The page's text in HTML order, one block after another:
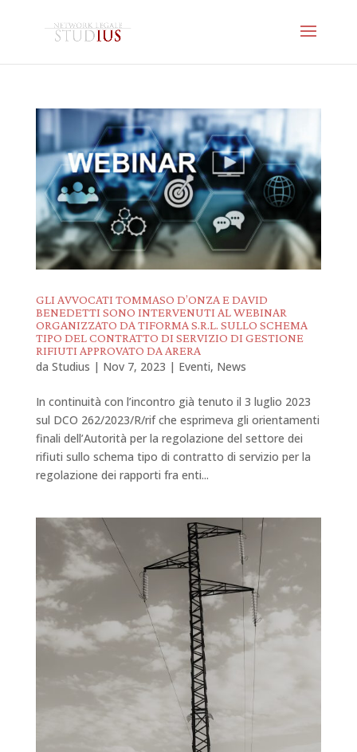
GLI AVVOCATI TOMMASO D’ONZA E DAVID
BENEDETTI SONO INTERVENUTI AL WEBINAR
ORGANIZZATO DA TIFORMA S.R.L. SULLO SCHEMA
TIPO DEL CONTRATTO DI SERVIZIO DI GESTIONE
RIFIUTI APPROVATO DA ARERA
da Studius | Nov 7, 2023 | Eventi, News
In continuità con l’incontro già tenuto il 3 luglio 2023
sul DCO 262/2023/R/rif che esprimeva gli orientamenti
finali dell’Autorità per la regolazione del settore dei
rifiuti sullo schema tipo di contratto di servizio per la
regolazione dei rapporti fra enti...